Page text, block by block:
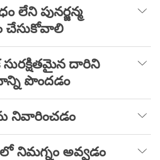
లేని పునర్జన్మ
చేసుకోవాలి
దారిని
పొందడం
నివారించడం
నిమగ్నం అవ్వడం